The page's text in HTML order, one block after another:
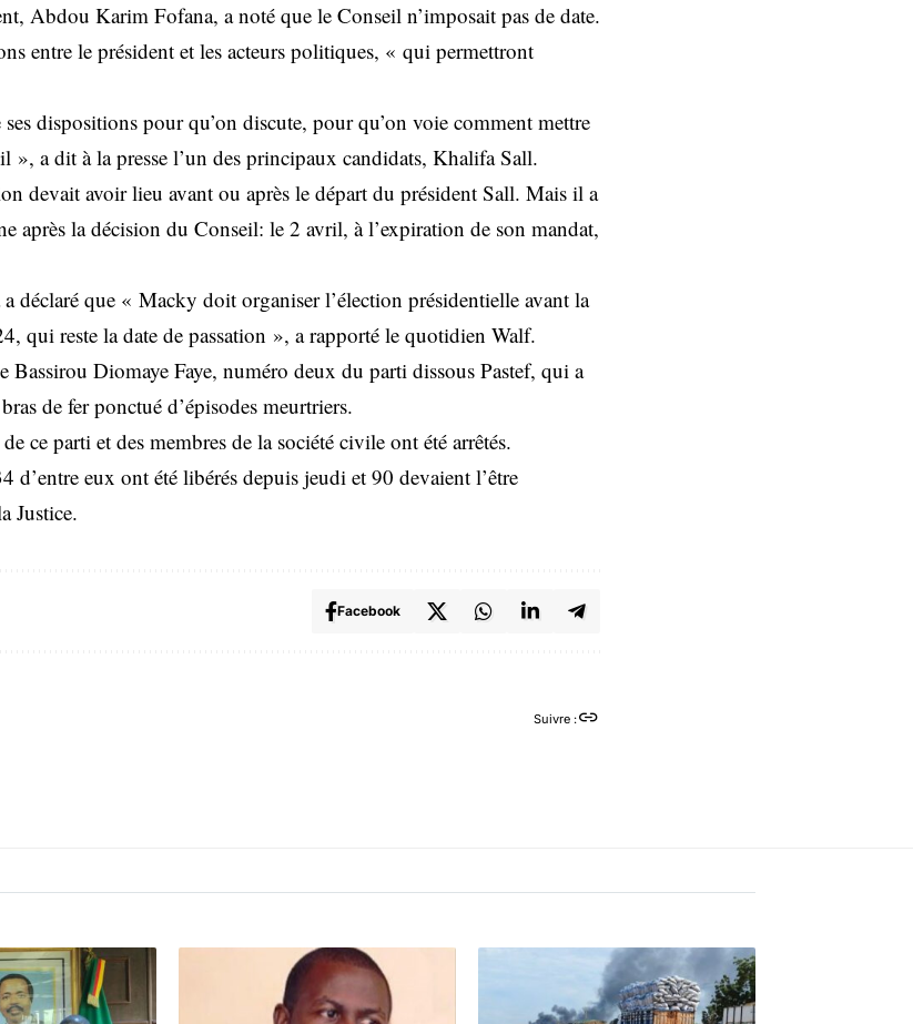
Abdou Karim Fofana, a noté que le Conseil n’imposait pas de date.
entre le président et les acteurs politiques, « qui permettront
dispositions pour qu’on discute, pour qu’on voie comment mettre
», a dit à la presse l’un des principaux candidats, Khalifa Sall.
devait avoir lieu avant ou après le départ du président Sall. Mais il a
après la décision du Conseil: le 2 avril, à l’expiration de son mandat,
déclaré que « Macky doit organiser l’élection présidentielle avant la
qui reste la date de passation », a rapporté le quotidien Walf.
Bassirou Diomaye Faye, numéro deux du parti dissous Pastef, qui a
de fer ponctué d’épisodes meurtriers.
ce parti et des membres de la société civile ont été arrêtés.
d’entre eux ont été libérés depuis jeudi et 90 devaient l’être
Justice.
Facebook
Suivre :